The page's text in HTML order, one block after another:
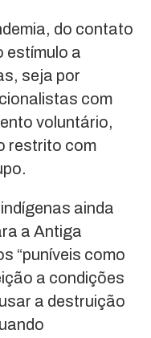
do contato
estímulo a
seja por
com
voluntário,
restrito com
ainda
a Antiga
“puníveis como
a condições
a destruição